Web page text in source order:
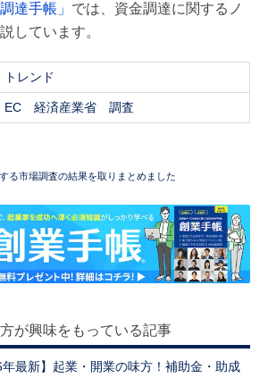
達手帳」 では、資金調達に関するノ
しています。
トレンド
EC 経済産業省 調査
る市場調査の結果を取りまとめました
が興味をもっている記事
年最新】起業・開業の味方！補助金・助成